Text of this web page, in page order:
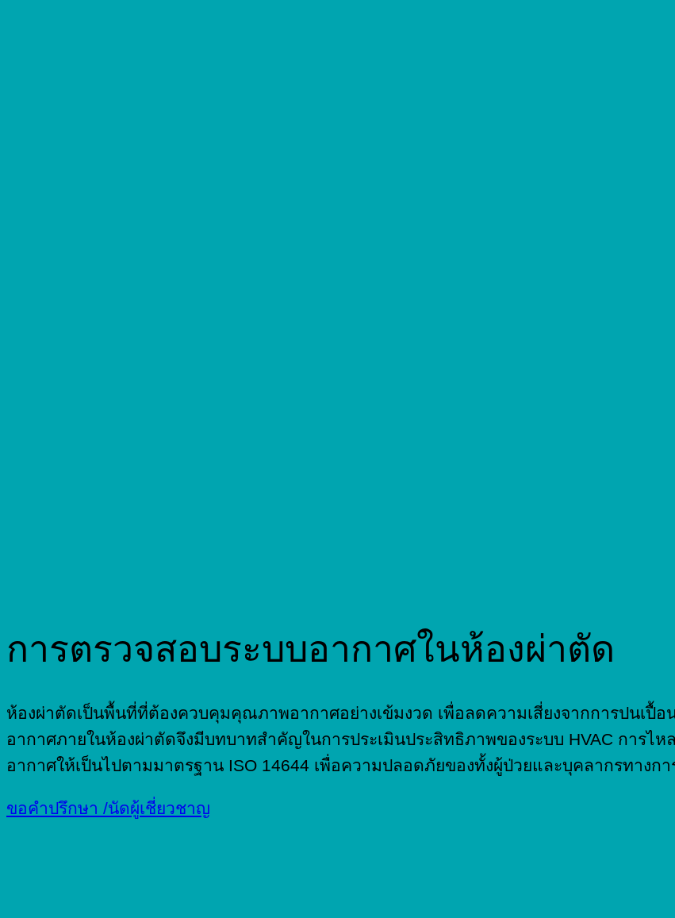
การตรวจสอบระบบอากาศในห้องผ่าตัด
ห้องผ่าตัดเป็นพื้นที่ที่ต้องควบคุมคุณภาพอากาศอย่างเข้มงวด เพื่อลดความเสี่ยงจากการปนเปื้อ
อากาศภายในห้องผ่าตัดจึงมีบทบาทสำคัญในการประเมินประสิทธิภาพของระบบ HVAC การไ
อากาศให้เป็นไปตามมาตรฐาน ISO 14644 เพื่อความปลอดภัยของทั้งผู้ป่วยและบุคลากรทางก
ขอคำปรึกษา /นัดผู้เชี่ยวชาญ